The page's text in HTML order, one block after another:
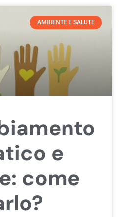
AMBIENTE E SALUTE
e
come